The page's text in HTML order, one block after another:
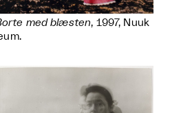
med blæsten, 1997, Nuuk